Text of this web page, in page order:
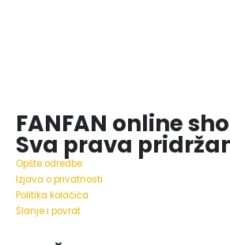
FANFAN online
Sva prava
Opšte odredbe
Izjava o privatnosti
Politika kolačića
Slanje i povrat